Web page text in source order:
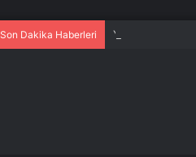
Son Dakika Haberleri Yağış sonrası